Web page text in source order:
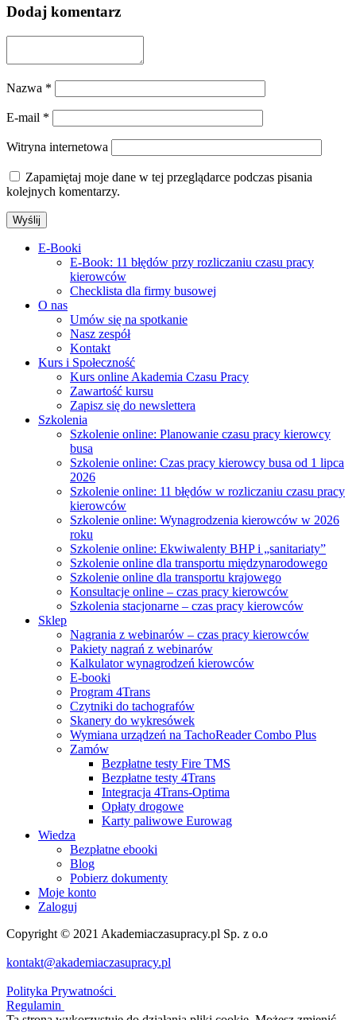
Dodaj komentarz
Nazwa *
E-mail *
Witryna internetowa
Zapamiętaj moje dane w tej przeglądarce podczas pisania
kolejnych komentarzy.
E-Booki
E-Book: 11 błędów przy rozliczaniu czasu pracy
kierowców
Checklista dla firmy busowej
O nas
Umów się na spotkanie
Nasz zespół
Kontakt
Kurs i Społeczność
Kurs online Akademia Czasu Pracy
Zawartość kursu
Zapisz się do newslettera
Szkolenia
Szkolenie online: Planowanie czasu pracy kierowcy
busa
Szkolenie online: Czas pracy kierowcy busa od 1 lipca
2026
Szkolenie online: 11 błędów w rozliczaniu czasu pracy
kierowców
Szkolenie online: Wynagrodzenia kierowców w 2026
roku
Szkolenie online: Ekwiwalenty BHP i „sanitariaty”
Szkolenie online dla transportu międzynarodowego
Szkolenie online dla transportu krajowego
Konsultacje online – czas pracy kierowców
Szkolenia stacjonarne – czas pracy kierowców
Sklep
Nagrania z webinarów – czas pracy kierowców
Pakiety nagrań z webinarów
Kalkulator wynagrodzeń kierowców
E-booki
Program 4Trans
Czytniki do tachografów
Skanery do wykresówek
Wymiana urządzeń na TachoReader Combo Plus
Zamów
Bezpłatne testy Fire TMS
Bezpłatne testy 4Trans
Integracja 4Trans-Optima
Opłaty drogowe
Karty paliwowe Eurowag
Wiedza
Bezpłatne ebooki
Blog
Pobierz dokumenty
Moje konto
Zaloguj
Copyright © 2021 Akademiaczasupracy.pl Sp. z o.o
kontakt@akademiaczasupracy.pl
Polityka Prywatności
Regulamin